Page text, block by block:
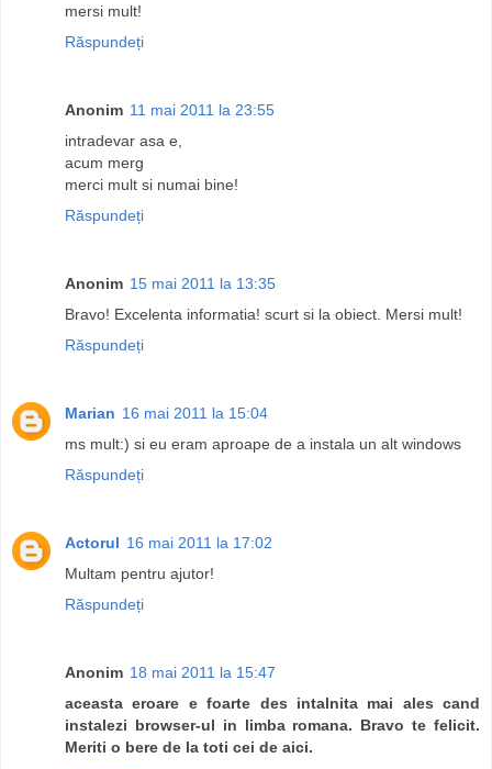
mersi mult!
Răspundeți
Anonim 11 mai 2011 la 23:55
intradevar asa e,
acum merg
merci mult si numai bine!
Răspundeți
Anonim 15 mai 2011 la 13:35
Bravo! Excelenta informatia! scurt si la obiect. Mersi mult!
Răspundeți
Marian 16 mai 2011 la 15:04
ms mult:) si eu eram aproape de a instala un alt windows
Răspundeți
Actorul 16 mai 2011 la 17:02
Multam pentru ajutor!
Răspundeți
Anonim 18 mai 2011 la 15:47
aceasta eroare e foarte des intalnita mai ales cand
instalezi browser-ul in limba romana. Bravo te felicit.
Meriti o bere de la toti cei de aici.